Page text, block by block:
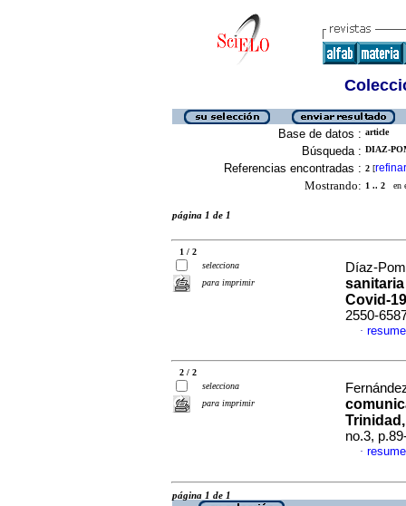
Base de datos : article
Búsqueda : DIAZ-
Referencias encontradas : 2 [refinar
Mostrando: 1 .. 2 en
página 1 de 1
1 / 2
selecciona
para imprimir
Díaz-
Covid-19
2550-
·
2 / 2
selecciona
para imprimir
no.3,
·
página 1 de 1